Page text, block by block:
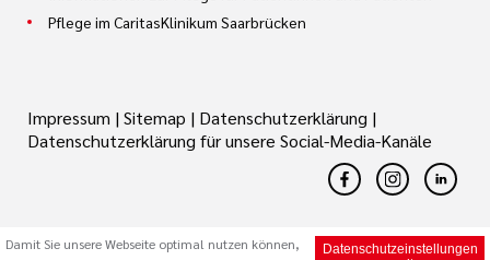
Pflege im CaritasKlinikum Saarbrücken
Impressum | Sitemap | Datenschutzerklärung |
Datenschutzerklärung für unsere Social-Media-Kanäle
Datenschutzeinstellungen
Damit Sie unsere Webseite optimal nutzen können,